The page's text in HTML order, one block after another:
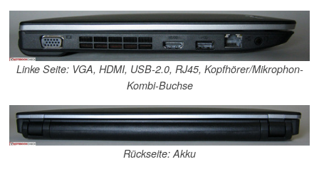
Linke Seite: VGA, HDMI, USB-2.0, RJ45, Kopfhörer/Mikrophon-
Kombi-Buchse
Rückseite: Akku